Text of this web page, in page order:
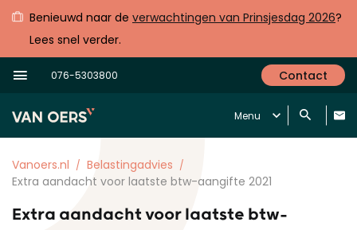
Benieuwd naar de verwachtingen van Prinsjesdag 2026?
Lees snel verder.
076-5303800 Contact
Menu
Vanoers.nl
Belastingadvies
Extra aandacht voor laatste btw-aangifte 2021
Extra aandacht voor laatste btw-